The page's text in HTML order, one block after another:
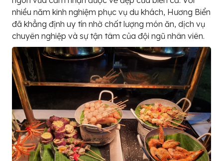
nhiều năm kinh nghiệm phục vụ du khách, Hương Biển
đã khẳng định uy tín nhờ chất lượng món ăn, dịch vụ
chuyên nghiệp và sự tận tâm của đội ngũ nhân viên.